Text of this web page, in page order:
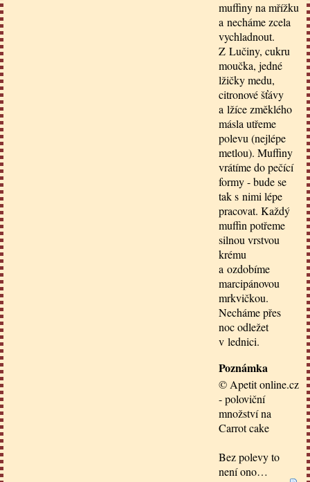
muffiny na mřížku
a necháme zcela
vychladnout.
Z Lučiny, cukru
moučka, jedné
lžičky medu,
citronové šťávy
a lžíce změklého
másla utřeme
polevu (nejlépe
metlou). Muffiny
vrátíme do pečící
formy - bude se
tak s nimi lépe
pracovat. Každý
muffin potřeme
silnou vrstvou
krému
a ozdobíme
marcipánovou
mrkvičkou.
Necháme přes
noc odležet
v lednici.
Poznámka
© Apetit online.cz
- poloviční
množství na
Carrot cake
Bez polevy to
není ono…